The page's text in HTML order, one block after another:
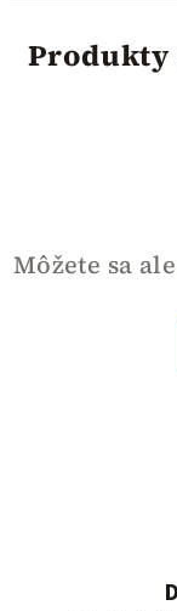
Produkty
Môžete sa